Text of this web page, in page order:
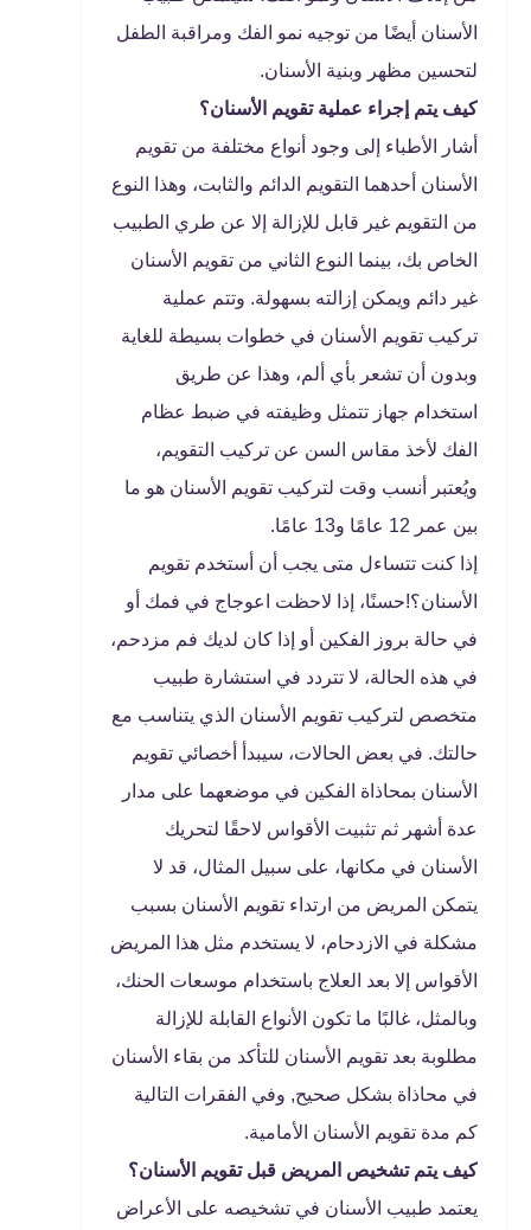
الأسنان أيضًا من توجيه نمو الفك ومراقبة الطفل
لتحسين مظهر وبنية الأسنان.
كيف يتم إجراء عملية تقويم الأسنان؟
أشار الأطباء إلى وجود أنواع مختلفة من تقويم
الأسنان أحدهما التقويم الدائم والثابت، وهذا النوع
من التقويم غير قابل للإزالة إلا عن طري الطبيب
الخاص بك، بينما النوع الثاني من تقويم الأسنان
غير دائم ويمكن إزالته بسهولة. وتتم عملية
تركيب تقويم الأسنان في خطوات بسيطة للغاية
وبدون أن تشعر بأي ألم، وهذا عن طريق
استخدام جهاز تتمثل وظيفته في ضبط عظام
الفك لأخذ مقاس السن عن تركيب التقويم،
ويُعتبر أنسب وقت لتركيب تقويم الأسنان هو ما
بين عمر 12 عامًا و13 عامًا.
إذا كنت تتساءل متى يجب أن أستخدم تقويم
الأسنان؟!حسنًا، إذا لاحظت اعوجاج في فمك أو
في حالة بروز الفكين أو إذا كان لديك فم مزدحم،
في هذه الحالة، لا تتردد في استشارة طبيب
متخصص لتركيب تقويم الأسنان الذي يتناسب مع
حالتك. في بعض الحالات، سيبدأ أخصائي تقويم
الأسنان بمحاذاة الفكين في موضعهما على مدار
عدة أشهر ثم تثبيت الأقواس لاحقًا لتحريك
الأسنان في مكانها، على سبيل المثال، قد لا
يتمكن المريض من ارتداء تقويم الأسنان بسبب
مشكلة في الازدحام، لا يستخدم مثل هذا المريض
الأقواس إلا بعد العلاج باستخدام موسعات الحنك،
وبالمثل، غالبًا ما تكون الأنواع القابلة للإزالة
مطلوبة بعد تقويم الأسنان للتأكد من بقاء الأسنان
في محاذاة بشكل صحيح, وفي الفقرات التالية
كم مدة تقويم الأسنان الأمامية.
كيف يتم تشخيص المريض قبل تقويم الأسنان؟
يعتمد طبيب الأسنان في تشخيصه على الأعراض